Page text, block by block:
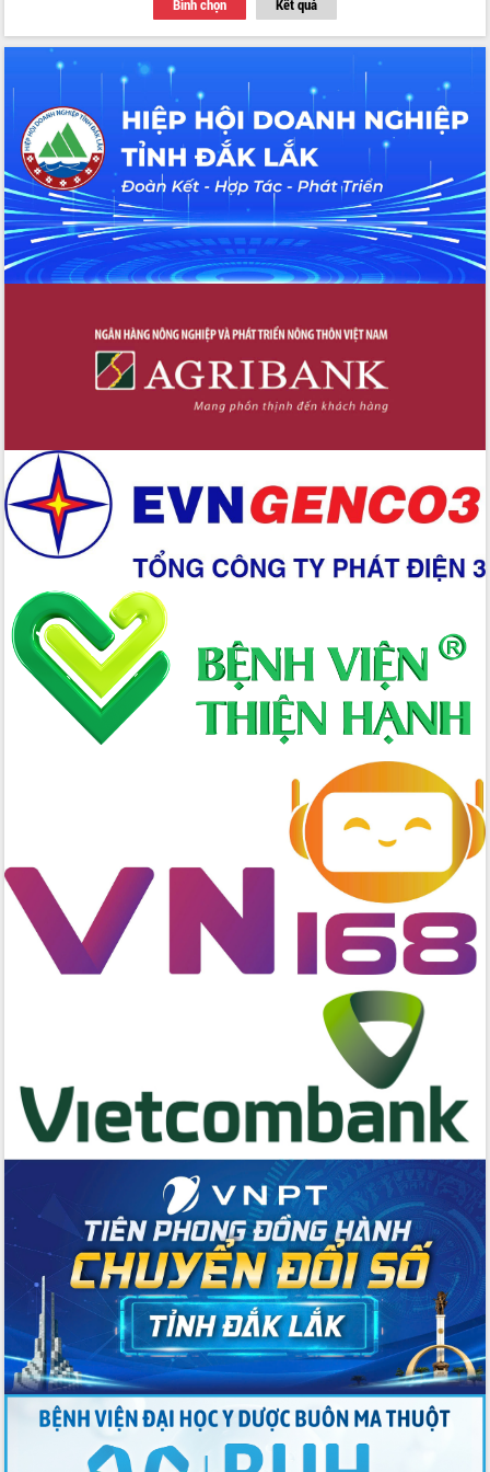
Thứ trưởng Bộ Y tế làm việc với tỉnh
Đắk Lắk về phát triển nhân lực y tế
cho trạm y tế cấp xã
Du lịch Đắk Lắk nâng tầm trải nghiệm
du khách thông qua Hệ thống cơ sở dữ
liệu và Bản đồ số
Tập huấn ứng dụng trí tuệ nhân tạo (AI)
trong thương mại điện tử năm 2026
Đoàn đại biểu Quốc hội tỉnh Đắk Lắk
trao đổi thông tin trước Kỳ họp thứ
nhất, Quốc hội khóa XVI
Quyết liệt cải cách hành chính, khơi
Nâng cao hiệu lực, hiệu quả HĐND
tỉnh thông qua hiện đại hóa hành chính
Xã Ea Phê gắn cải cách hành chính với
Hồ Thị Nguyên Thảo làm việc tại Trung
tâm Phục vụ hành chính công xã Ea
Xây dựng nền hành chính số đồng
hành cùng nông dân dân, doanh nghiệp
Giai đoạn 2026-2030, Đắk Lắk phấn
đấu có 77% xã đạt chuẩn nông thôn
mới
Chuyển đổi số 'mở đường' cho nông
nghiệp Đắk Lắk tăng trưởng bứt phá
Triển khai đồng bộ đo đạc, lập hồ sơ
địa chính, hoàn thiện cơ sở dữ liệu đất
Đắk Lắk đẩy mạnh nuôi biển công
nghệ, hướng tới phát triển thủy sản
bền vững
Tập huấn nâng cao năng lực triển khai
chuyển đổi số cho cán bộ, công chức
Đẩy mạnh cải cách hành chính, quyết
tâm đạt được mục tiêu tăng trưởng
hai con số trong năm 2026
Tổ chức trang trọng Lễ hội Đền thờ
Lương Văn Chánh năm 2026
Phó Bí thư Tỉnh ủy Đắk Lắk Đỗ Hữu
Huy giữ chức Bí thư Đảng ủy Ủy Ban
Nhân dân tỉnh
Bệnh án điện tử thúc đẩy chuyển đổi
số y tế tại Đắk Lắk
Chuyển đổi số thư viện: Mở rộng
không gian tri thức trong thời đại số
Đánh giá, rút kinh nghiệm công tác tổ
chức diễn tập trước ngày bầu cử
Chương trình “Gặp gỡ hữu nghị –
Friendship Meeting New Year 2026”
Bình chọn Kết quả